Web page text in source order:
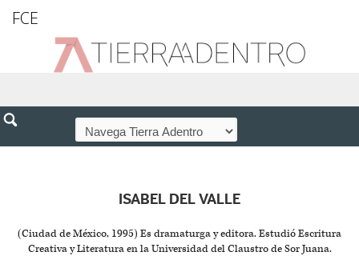
FCE
ISABEL DEL VALLE
(Ciudad de México, 1995) Es dramaturga y editora. Estudió Escritura
Creativa y Literatura en la Universidad del Claustro de Sor Juana.